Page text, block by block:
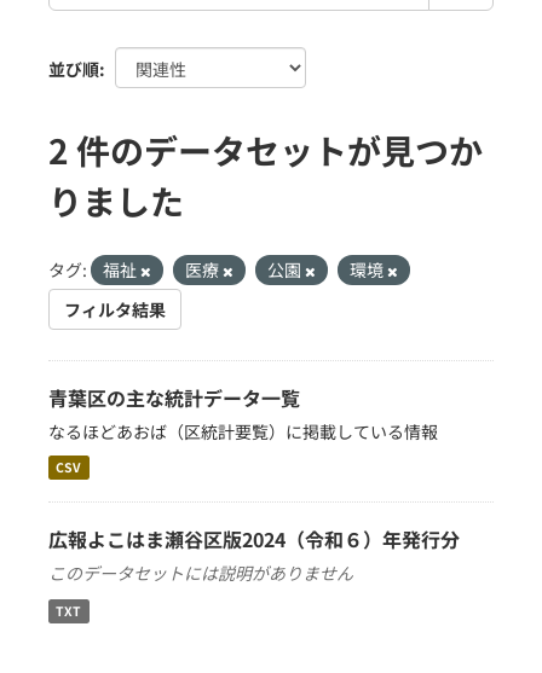
並び順
2 件のデータセットが見つか
りました
タグ: 福祉 医療 公園
環境
フィルタ結果
青葉区の主な統計データ一覧
なるほどあおば（区統計要覧）に掲載している情報
CSV
広報よこはま瀬谷区版2024（令和６）年発行分
このデータセットには説明がありません
TXT